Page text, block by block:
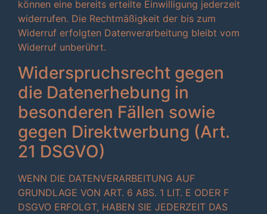
können eine bereits erteilte Einwilligung jederzeit
widerrufen. Die Rechtmäßigkeit der bis zum
Widerruf erfolgten Datenverarbeitung bleibt vom
Widerruf unberührt.
Widerspruchsrecht gegen
die Datenerhebung in
besonderen Fällen sowie
gegen Direktwerbung (Art.
21 DSGVO)
WENN DIE DATENVERARBEITUNG AUF
GRUNDLAGE VON ART. 6 ABS. 1 LIT. E ODER F
DSGVO ERFOLGT, HABEN SIE JEDERZEIT DAS